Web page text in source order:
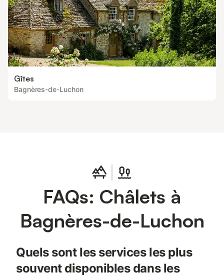
Gîtes
Bagnères-de-Luchon
FAQs: Châlets à
Bagnères-de-Luchon
Quels sont les services les plus
souvent disponibles dans les